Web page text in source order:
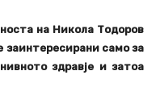
на Никола Тодоров
заинтересирани само за
здравје и затоа